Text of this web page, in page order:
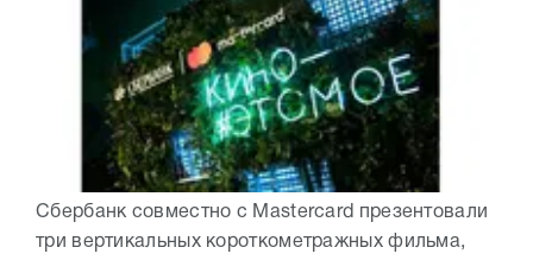
Сбербанк совместно с Mastercard презентовали
три вертикальных короткометражных фильма,